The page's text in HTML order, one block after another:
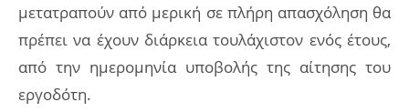
μετατραπούν από μερική σε πλήρη απασχόληση θα
πρέπει να έχουν διάρκεια τουλάχιστον ενός έτους,
από την ημερομηνία υποβολής της αίτησης του
εργοδότη.